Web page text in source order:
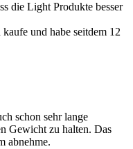
die Light Produkte besser
und habe seitdem 12
schon sehr lange
Gewicht zu halten. Das
abnehme.